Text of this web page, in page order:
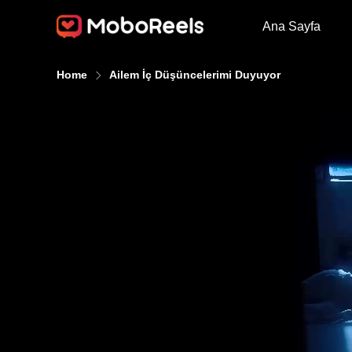
Ana Sayfa
Home Ailem İç Düşüncelerimi Duyuyor